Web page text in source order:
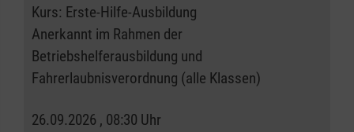
Kurs: Erste-Hilfe-Ausbildung
Anerkannt im Rahmen der
Betriebshelferausbildung und
Fahrerlaubnisverordnung (alle Klassen)
26.09.2026 , 08:30 Uhr